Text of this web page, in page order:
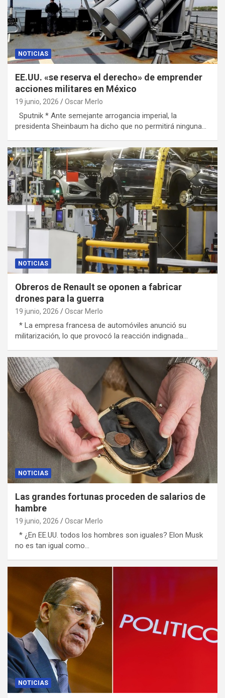
NOTICIAS
EE.UU. «se reserva el derecho» de emprender
acciones militares en México
19 junio, 2026 Oscar Merlo
Sputnik * Ante semejante arrogancia imperial, la
presidenta Sheinbaum ha dicho que no permitirá ninguna…
NOTICIAS
Obreros de Renault se oponen a fabricar
drones para la guerra
19 junio, 2026 Oscar Merlo
* La empresa francesa de automóviles anunció su
militarización, lo que provocó la reacción indignada…
NOTICIAS
Las grandes fortunas proceden de salarios de
hambre
19 junio, 2026 Oscar Merlo
* ¿En EE.UU. todos los hombres son iguales? Elon Musk
no es tan igual como…
NOTICIAS